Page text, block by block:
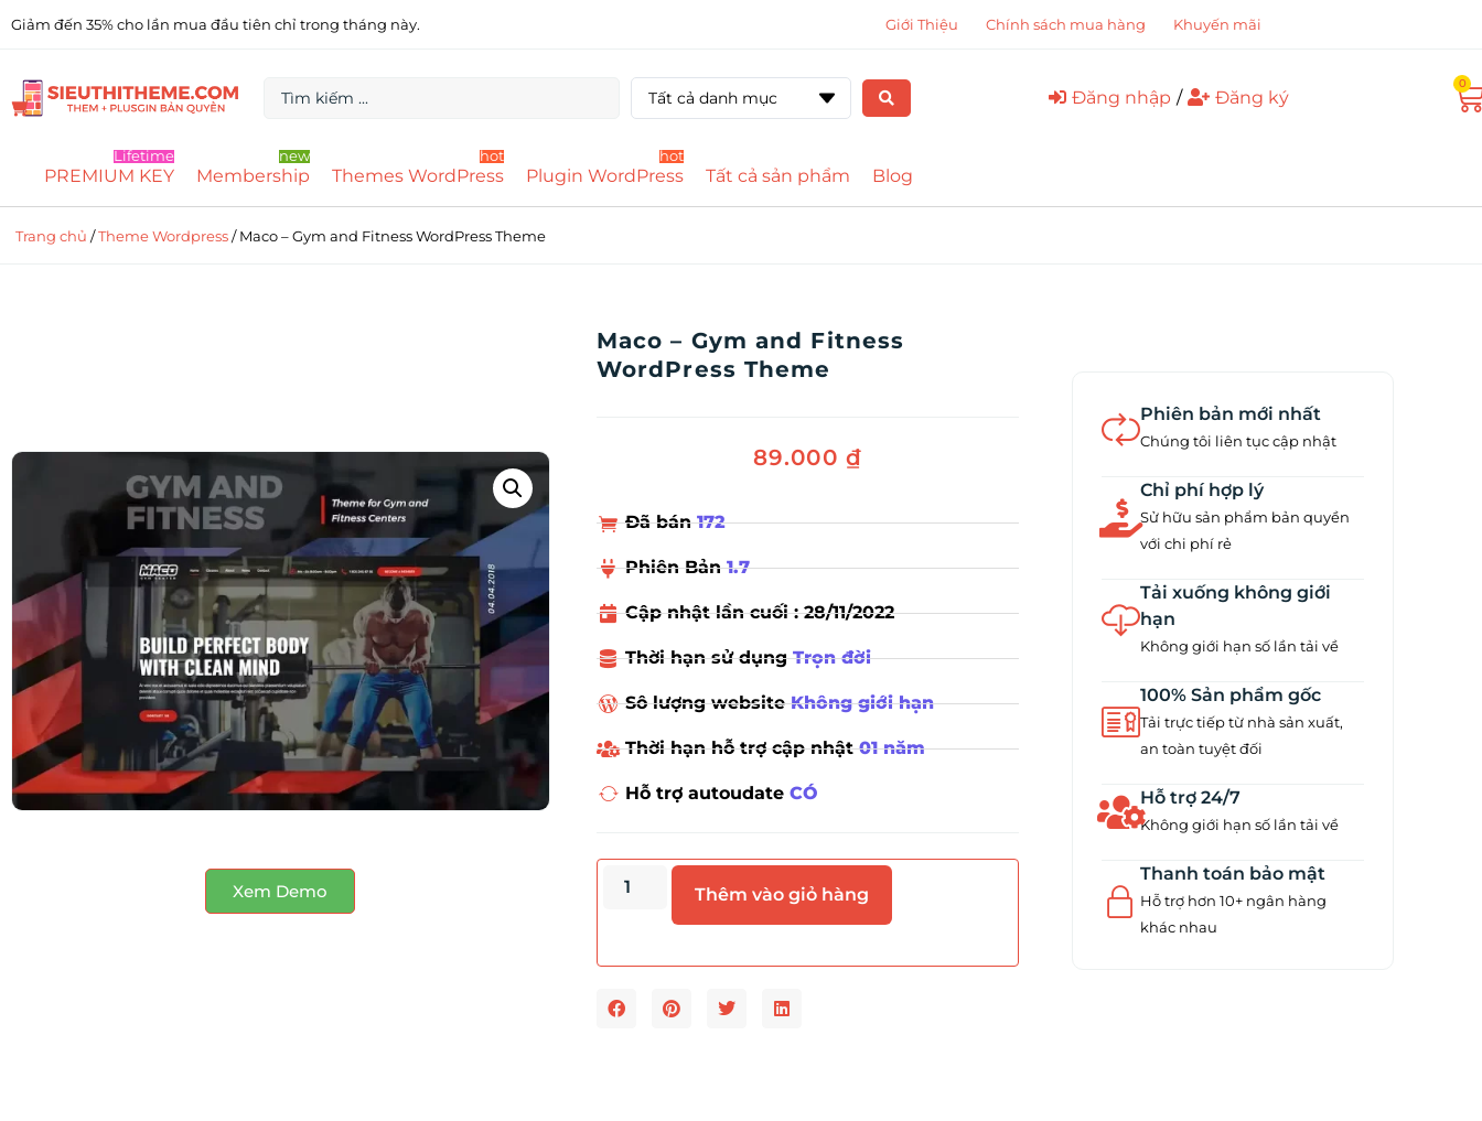
Giảm đến 35% cho lần mua đầu tiên chỉ trong tháng này. Giới Thiệu Chính sách mua hàng Khuyến mãi
Tất cả danh mục Đăng nhập / Đăng ký
0
PREMIUM KEY
Lifetime
Membership
new
Themes WordPress
hot
Plugin WordPress
hot
Tất cả sản phẩm Blog
Trang chủ /Theme Wordpress/ Maco – Gym and Fitness WordPress Theme
Xem Demo
Maco – Gym and Fitness
WordPress Theme
89.000₫
Đã bán172
Phiên Bản1.7
Cập nhật lần cuối : 28/11/2022
Thời hạn sử dụngTrọn đời
Sô lượng websiteKhông giới hạn
Thời hạn hỗ trợ cập nhật01 năm
Hỗ trợ autoudateCÓ
Thêm vào giỏ hàng
Phiên bản mới nhất
Chúng tôi liên tục cập nhật
Chỉ phí hợp lý
Sử hữu sản phẩm bản quyền
với chi phí rẻ
Tải xuống không giới
hạn
Không giới hạn số lần tải về
100% Sản phẩm gốc
Tải trực tiếp từ nhà sản xuất,
an toàn tuyệt đối
Hỗ trợ 24/7
Không giới hạn số lần tải về
Thanh toán bảo mật
Hỗ trợ hơn 10+ ngân hàng
khác nhau